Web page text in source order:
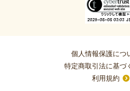
個人情報保護につ
特定商取引法に基づ
利用規約